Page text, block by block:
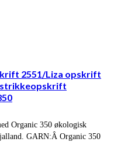
2551/Liza opskrift
strikkeopskrift
Organic 350 økologisk
GARN:Â Organic 350